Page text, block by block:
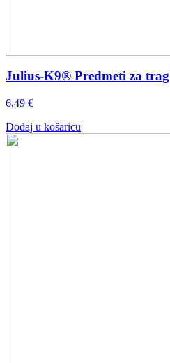
Julius-K9® Predmeti za trag
6,49 €
Dodaj u košaricu